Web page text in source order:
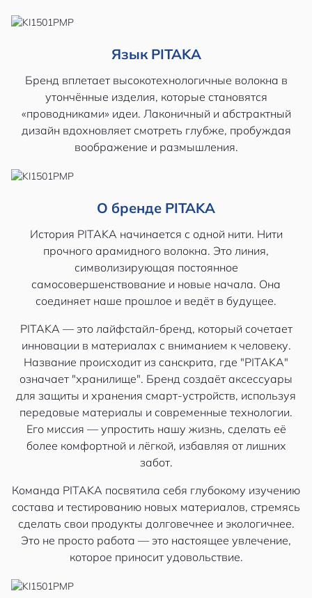
Язык PITAKA
Бренд вплетает высокотехнологичные волокна в
утончённые изделия, которые становятся
«проводниками» идеи. Лаконичный и абстрактный
дизайн вдохновляет смотреть глубже, пробуждая
воображение и размышления.
О бренде PITAKA
История PITAKA начинается с одной нити. Нити
прочного арамидного волокна. Это линия,
символизирующая постоянное
самосовершенствование и новые начала. Она
соединяет наше прошлое и ведёт в будущее.
PITAKA — это лайфстайл-бренд, который сочетает
инновации в материалах с вниманием к человеку.
Название происходит из санскрита, где "PITAKA"
означает "хранилище". Бренд создаёт аксессуары
для защиты и хранения смарт-устройств, используя
передовые материалы и современные технологии.
Его миссия — упростить нашу жизнь, сделать её
более комфортной и лёгкой, избавляя от лишних
забот.
Команда PITAKA посвятила себя глубокому изучению
состава и тестированию новых материалов, стремясь
сделать свои продукты долговечнее и экологичнее.
Это не просто работа — это настоящее увлечение,
которое приносит удовольствие.